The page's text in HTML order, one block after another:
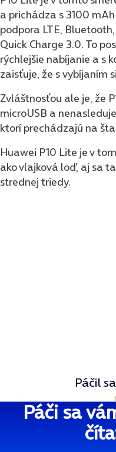
a prichádza s 3100
podpora LTE,
Quick Charge 3.0. To
rýchlejšie nabíjanie a s
zaisťuje, že s vybíjaním
Zvláštnosťou ale je, že
microUSB a
ktorí prechádzajú na
Huawei P10 Lite je v
ako vlajková loď, aj sa
strednej triedy.
Páčil
Páči sa